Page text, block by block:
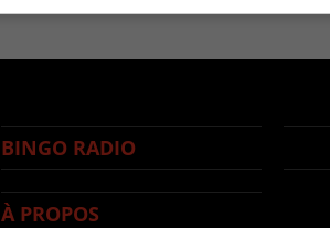
BINGO RADIO
À PROPOS